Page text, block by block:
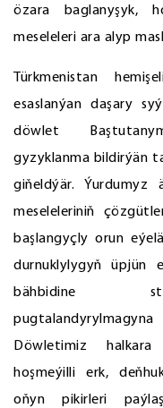
özara baglanyşyk,
meseleleri ara alyp
Türkmenistan
esaslanýan daşary
döwlet
gyzyklanma bildirýän
giňeldýär.
meseleleriniň
başlangyçly orun
durnuklylygyň üpjün
bähbidine
Döwletimiz
hoşmeýilli erk,
oňyn pikirleri